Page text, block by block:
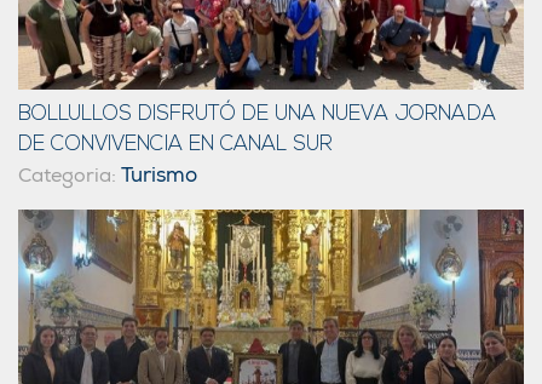
BOLLULLOS DISFRUTÓ DE UNA NUEVA JORNADA
DE CONVIVENCIA EN CANAL SUR
Categoria: Turismo